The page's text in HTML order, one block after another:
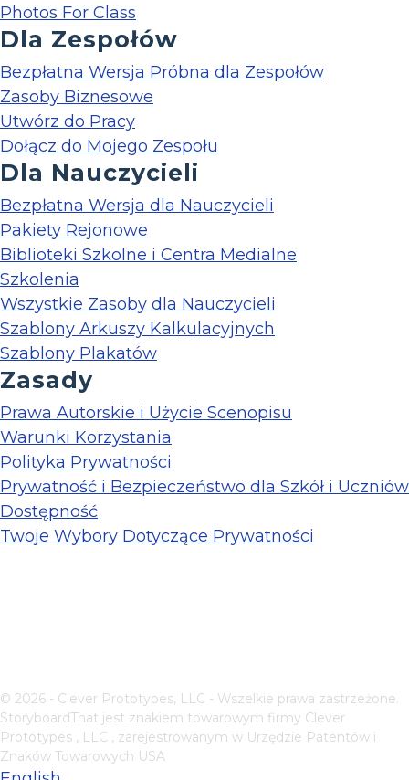
Photos For Class
Dla Zespołów
Bezpłatna Wersja Próbna dla Zespołów
Zasoby Biznesowe
Utwórz do Pracy
Dołącz do Mojego Zespołu
Dla Nauczycieli
Bezpłatna Wersja dla Nauczycieli
Pakiety Rejonowe
Biblioteki Szkolne i Centra Medialne
Szkolenia
Wszystkie Zasoby dla Nauczycieli
Szablony Arkuszy Kalkulacyjnych
Szablony Plakatów
Zasady
Prawa Autorskie i Użycie Scenopisu
Warunki Korzystania
Polityka Prywatności
Prywatność i Bezpieczeństwo dla Szkół i Uczniów
Dostępność
Twoje Wybory Dotyczące Prywatności
© 2026 - Clever Prototypes, LLC - Wszelkie prawa zastrzeżone.
StoryboardThat jest znakiem towarowym firmy Clever
Prototypes , LLC , zarejestrowanym w Urzędzie Patentów i
Znaków Towarowych USA